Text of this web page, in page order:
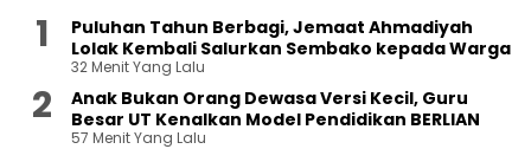
Puluhan Tahun Berbagi, Jemaat Ahmadiyah
Lolak Kembali Salurkan Sembako kepada Warga
32 Menit Yang Lalu
Anak Bukan Orang Dewasa Versi Kecil, Guru
Besar UT Kenalkan Model Pendidikan BERLIAN
57 Menit Yang Lalu